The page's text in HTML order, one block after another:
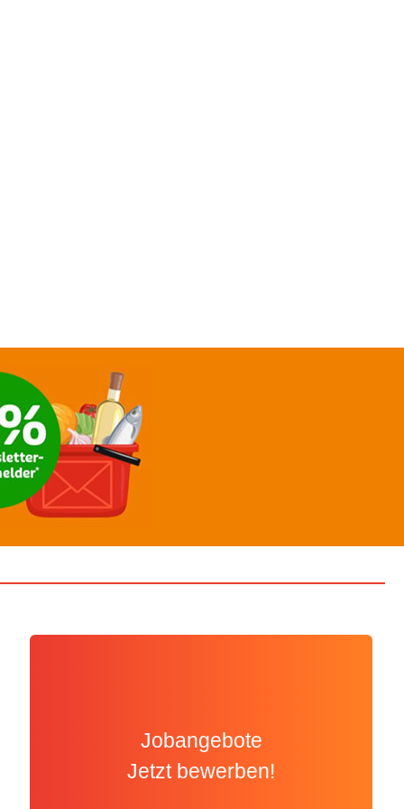
Jobangebote
Jetzt bewerben!